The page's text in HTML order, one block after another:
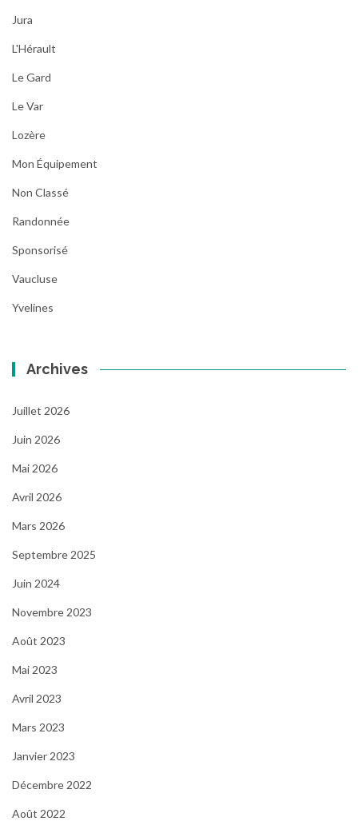
Jura
L'Hérault
Le Gard
Le Var
Lozère
Mon Équipement
Non Classé
Randonnée
Sponsorisé
Vaucluse
Yvelines
Archives
Juillet 2026
Juin 2026
Mai 2026
Avril 2026
Mars 2026
Septembre 2025
Juin 2024
Novembre 2023
Août 2023
Mai 2023
Avril 2023
Mars 2023
Janvier 2023
Décembre 2022
Août 2022